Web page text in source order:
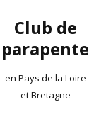
Club de
parapente
en Pays de la Loire
et Bretagne